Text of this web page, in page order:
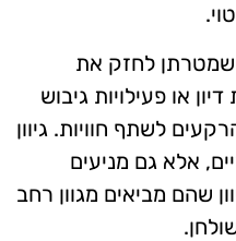
שמטרתן לחזק את
או פעילויות גיבוש
לשתף חוויות. גיוון
אלא גם מניעים
שהם מביאים מגוון רחב